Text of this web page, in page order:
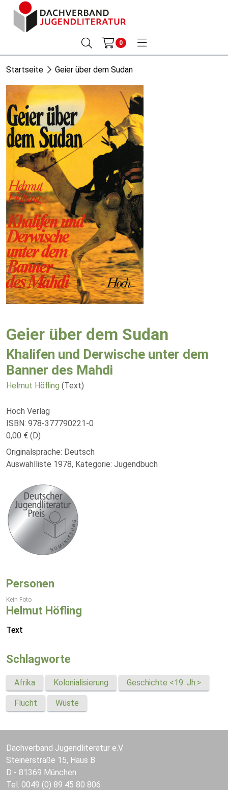
0
Startseite Geier über dem Sudan
Geier über dem Sudan
Khalifen und Derwische unter dem
Banner des Mahdi
Helmut Höfling (Text)
Hoch Verlag
ISBN: 978-377790221-0
0,00 € (D)
Originalsprache: Deutsch
Auswahlliste 1978, Kategorie: Jugendbuch
Personen
Kein Foto
Helmut Höfling
Text
Schlagworte
Afrika Kolonialisierung Geschichte <19. Jh.>
Flucht Wüste
Dachverband Jugendliteratur e.V.
Steinerstraße 15, Haus B
D - 81369 München
Tel. 0049 (0) 89 45 80 806